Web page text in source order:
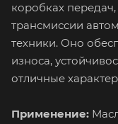
коробках
трансмиссии
техники. Оно
износа,
отличные
Применение: